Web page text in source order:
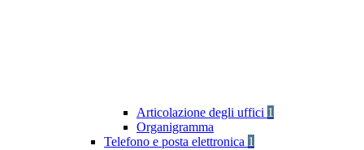
Articolazione degli uffici 1
Organigramma
Telefono e posta elettronica 1